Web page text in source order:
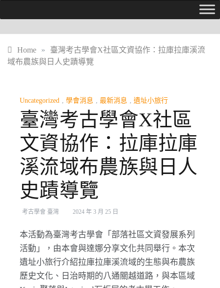
Home »
臺灣考古學會X社區文資協作：拉庫拉庫溪流
域布農族與日人史蹟導覽
Uncategorized 學會消息 最新消息 遺址小旅行
臺灣考古學會X社區
文資協作：拉庫拉庫
溪流域布農族與日人
史蹟導覽
考古學會 臺灣 2024 年 3 月 25 日
本活動為臺灣考古學會「部落社區文資發展系列
活動」，由本會與達娜分享文化共同舉行。本次
遺址小旅行介紹拉庫拉庫溪流域的生態與布農族
歷史文化、日治時期的八通關越道路，與本區域